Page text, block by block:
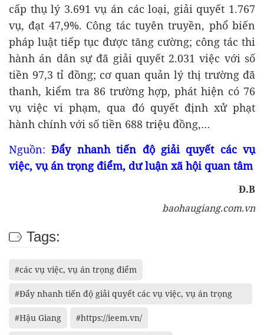
cấp thụ lý 3.691 vụ án các loại, giải quyết 1.767
vụ, đạt 47,9%. Công tác tuyên truyền, phổ biến
pháp luật tiếp tục được tăng cường; công tác thi
hành án dân sự đã giải quyết 2.031 việc với số
tiền 97,3 tỉ đồng; cơ quan quản lý thị trường đã
thanh, kiểm tra 86 trường hợp, phát hiện có 76
vụ việc vi phạm, qua đó quyết định xử phạt
hành chính với số tiền 688 triệu đồng,…
Nguồn:Đẩy nhanh tiến độ giải quyết các vụ
việc, vụ án trọng điểm, dư luận xã hội quan tâm
Đ.B
baohaugiang.com.vn
Tags:
#các vụ việc, vụ án trọng điểm
#Đẩy nhanh tiến độ giải quyết các vụ việc, vụ án trọng
điểm
#Hậu Giang #https://ieem.vn/